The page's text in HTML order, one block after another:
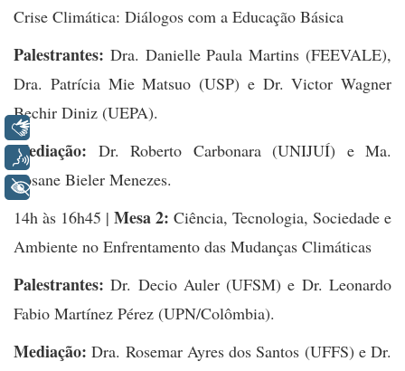
Crise Climática: Diálogos com a Educação Básica
Palestrantes: Dra. Danielle Paula Martins (FEEVALE),
Dra. Patrícia Mie Matsuo (USP) e Dr. Victor Wagner
Bechir Diniz (UEPA).
Mediação: Dr. Roberto Carbonara (UNIJUÍ) e Ma.
Rosane Bieler Menezes.
14h às 16h45 | Mesa 2: Ciência, Tecnologia, Sociedade e
Ambiente no Enfrentamento das Mudanças Climáticas
Palestrantes: Dr. Decio Auler (UFSM) e Dr. Leonardo
Fabio Martínez Pérez (UPN/Colômbia).
Mediação:Dra. Rosemar Ayres dos Santos (UFFS) e Dr.
Voz
+ Acessibilidade